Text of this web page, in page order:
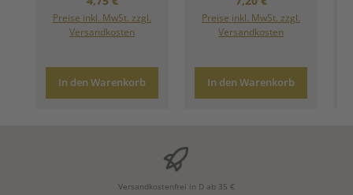
Preise inkl. MwSt. zzgl.
Versandkosten
In den Warenkorb
Preise inkl. MwSt. zzgl.
Versandkosten
In den Warenkorb
Versandkostenfrei in D ab 35 €